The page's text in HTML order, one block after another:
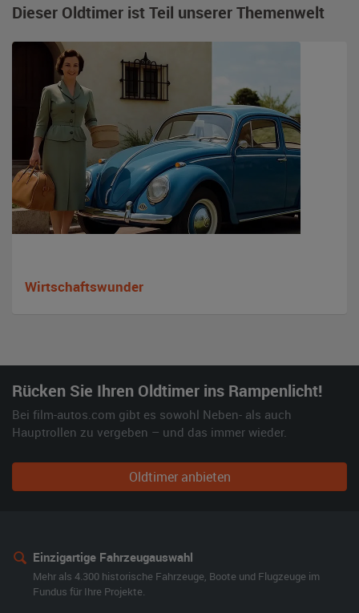
Dieser Oldtimer ist Teil unserer Themenwelt
Wirtschaftswunder
Rücken Sie Ihren Oldtimer ins Rampenlicht!
Bei film-autos.com gibt es sowohl Neben- als auch
Hauptrollen zu vergeben – und das immer wieder.
Oldtimer anbieten
Einzigartige Fahrzeugauswahl
Mehr als 4.300 historische Fahrzeuge, Boote und Flugzeuge im
Fundus für Ihre Projekte.